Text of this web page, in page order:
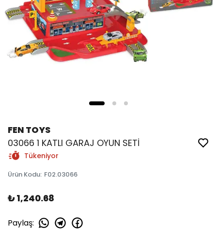
FEN TOYS
03066 1 KATLI GARAJ OYUN SETİ
Tükeniyor
Ürün Kodu: F02.03066
₺ 1,240.68
Paylaş: